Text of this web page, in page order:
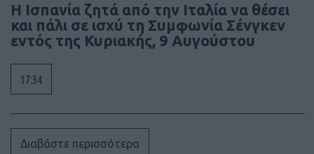
Η Ισπανία ζητά από την Ιταλία να θέσει
και πάλι σε ισχύ τη Συμφωνία Σένγκεν
εντός της Κυριακής, 9 Αυγούστου
17:34
Διαβάστε περισσότερα